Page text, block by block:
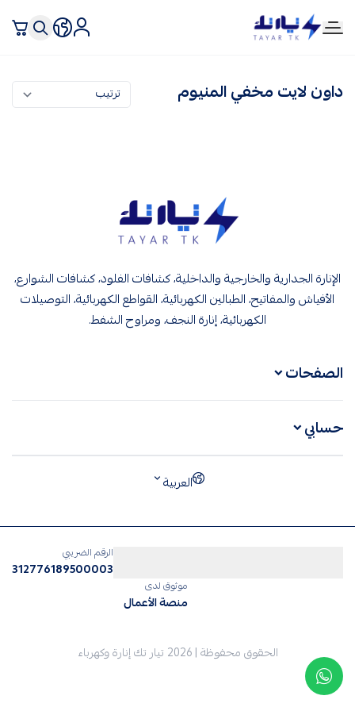
تيار تك إنارة وكهرباء
داون لايت مخفي المنيوم
الإنارة الجدارية والخارجية والداخلية، كشافات الفلود، كشافات الشوارع،
الأفياش والمفاتيح، الطبالين الكهربائية، القواطع الكهربائية، التوصيلات
الكهربائية، إنارة النجف، ومراوح الشفط.
الصفحات
حسابي
العربية
الرقم الضريبي
312776189500003
موثوق لدى
منصة الأعمال
الحقوق محفوظة | 2026 تيار تك إنارة وكهرباء